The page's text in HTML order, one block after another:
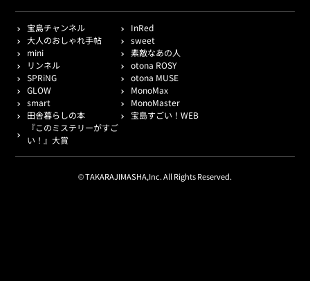
宝島チャンネル
InRed
大人のおしゃれ手帖
sweet
mini
素敵なあの人
リンネル
otona ROSY
SPRiNG
otona MUSE
GLOW
MonoMax
smart
MonoMaster
田舎暮らしの本
宝島すごい！WEB
『このミステリーがすご
い！』大賞
© TAKARAJIMASHA,Inc. All Rights Reserved.